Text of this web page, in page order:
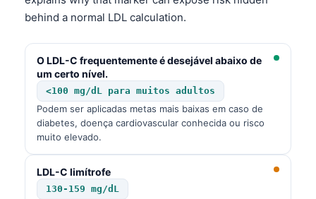
behind a normal LDL calculation.
O LDL-C frequentemente é desejável abaixo de
um certo nível.
<100 mg/dL para muitos adultos
Podem ser aplicadas metas mais baixas em caso de
diabetes, doença cardiovascular conhecida ou risco
muito elevado.
LDL-C limítrofe
130-159 mg/dL